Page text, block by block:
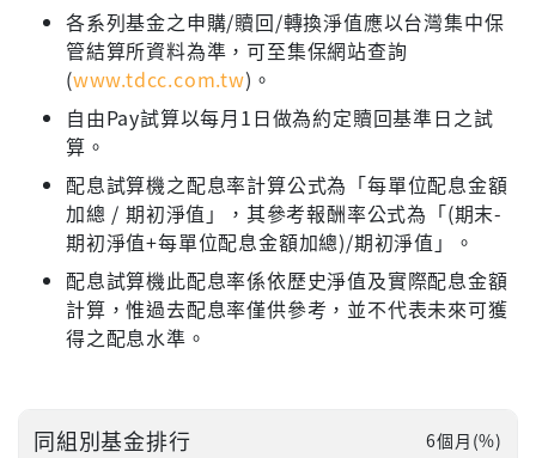
各系列基金之申購/贖回/轉換淨值應以台灣集中保
管結算所資料為準，可至集保網站查詢
(www.tdcc.com.tw)。
自由Pay試算以每月1日做為約定贖回基準日之試
算。
配息試算機之配息率計算公式為「每單位配息金額
加總 / 期初淨值」，其參考報酬率公式為「(期末-
期初淨值+每單位配息金額加總)/期初淨值」。
配息試算機此配息率係依歷史淨值及實際配息金額
計算，惟過去配息率僅供參考，並不代表未來可獲
得之配息水準。
同組別基金排行 6個月(%)